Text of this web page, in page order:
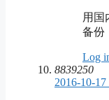
用国
备份
Log
8839250
2016-10-17